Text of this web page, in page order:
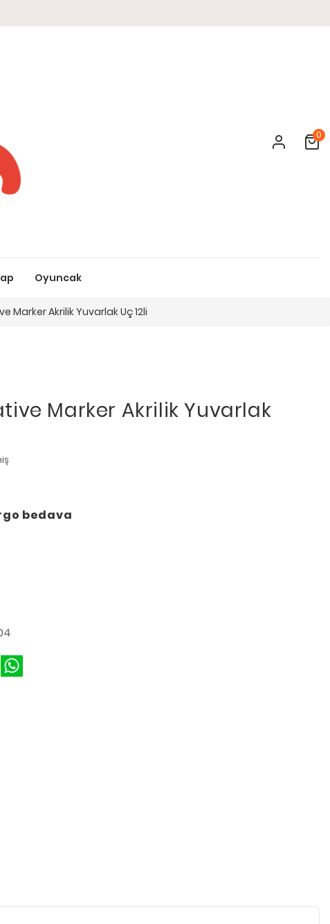
Oyuncak
Cart
0
Marker Akrilik Yuvarlak Uç 12li
Marker Akrilik Yuvarlak
bedava